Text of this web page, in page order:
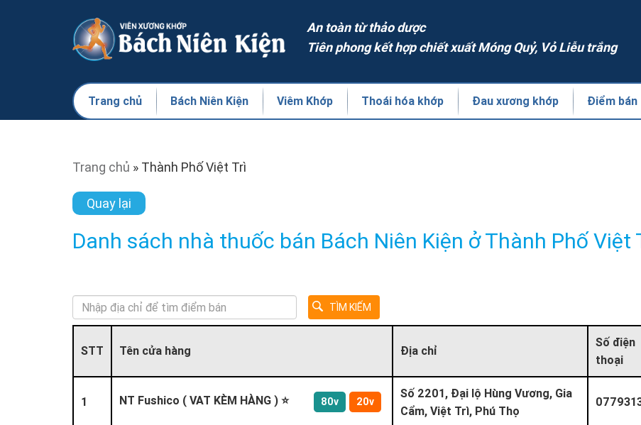
An toàn từ thảo dược
Tiên phong kết hợp chiết xuất Móng Quỷ, Vỏ Liễu trắng
Trang chủ Bách Niên Kiện Viêm Khớp Thoái hóa khớp Đau xương khớp Điểm bán
Trang chủ » Thành Phố Việt Trì
Quay lại
Danh sách nhà thuốc bán Bách Niên Kiện ở Thành Phố Việt
STT Tên cửa hàng Địa chỉ
Số điện
thoại
1 NT Fushico ( VAT KÈM HÀNG ) ⭐ 20v
80v
Số 2201, Đại lộ Hùng Vương, Gia
Cẩm, Việt Trì, Phú Thọ